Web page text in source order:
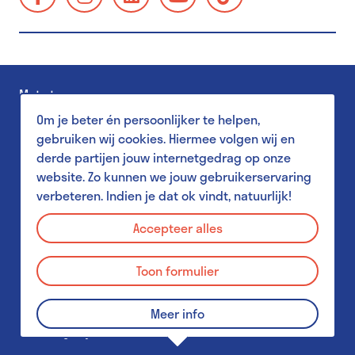
Om je beter én persoonlijker te helpen,
gebruiken wij cookies. Hiermee volgen wij en
derde partijen jouw internetgedrag op onze
website. Zo kunnen we jouw gebruikerservaring
verbeteren. Indien je dat ok vindt, natuurlijk!
Accepteer alles
Toon formulier
Meer info
Museum Shop
Salon
Pers
Aanbod voor scholen
MuST - Museum Student Team
Aanbod voor studenten
GUM & Plantentuin voor leerkrachten
Schoolbezoek praktisch
gents-
universiteitsmuseum-
Met steun van
Privacy Policy
Disclaimer
Cookies
© 2026 GUM - Gents Universiteitsmuseum
Webdesign by Who Owns The Zebra&PJOTR